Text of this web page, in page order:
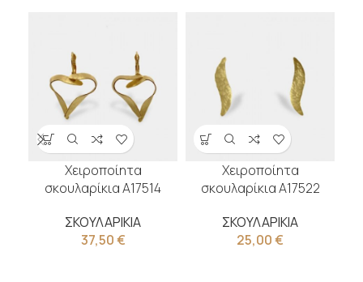
Χειροποίητα
σκουλαρίκια Α17514
ΣΚΟΥΛΑΡΙΚΙΑ
37,50€
Χειροποίητα
σκουλαρίκια Α17522
ΣΚΟΥΛΑΡΙΚΙΑ
25,00€